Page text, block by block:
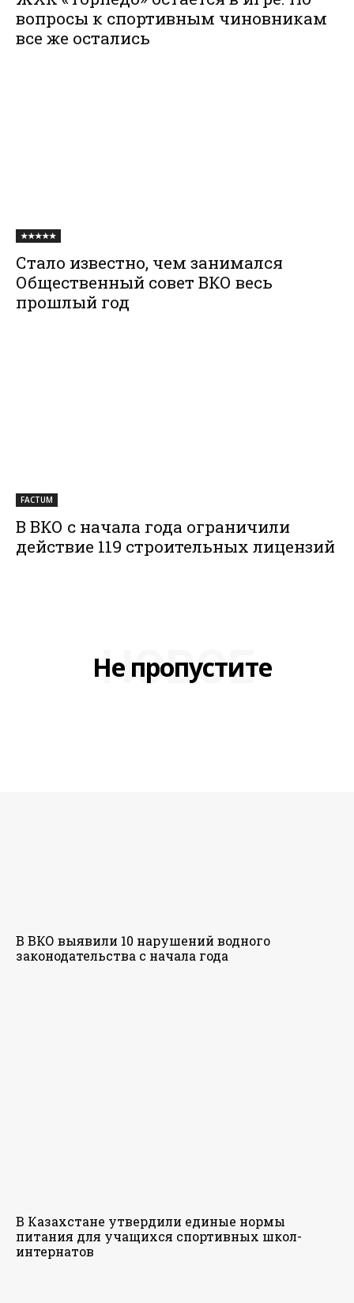
вопросы к спортивным чиновникам
все же остались
★★★★★
Стало известно, чем занимался
Общественный совет ВКО весь
прошлый год
FACTUM
В ВКО с начала года ограничили
действие 119 строительных лицензий
Не пропустите
НОВОЕ
В ВКО выявили 10 нарушений водного
законодательства с начала года
В Казахстане утвердили единые нормы
питания для учащихся спортивных школ-
интернатов